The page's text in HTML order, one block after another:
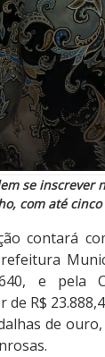
se inscrever
com até
contará
e pela
de R$
de